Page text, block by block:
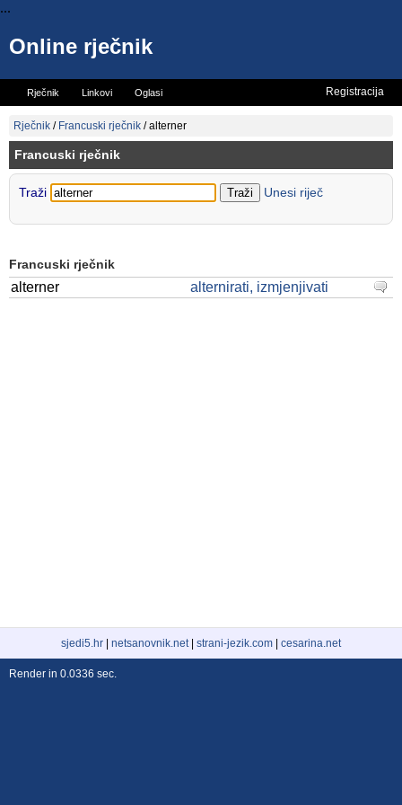
...
Online rječnik
Rječnik Linkovi Oglasi
Vicevi Mini rječnik
Registracija
Rječnik / Francuski rječnik /alterner
Francuski rječnik
Traži Unesi riječ
Francuski rječnik
alterner alternirati, izmjenjivati
sjedi5.hr netsanovnik.net| strani-jezik.com cesarina.net
Render in 0.0336 sec.